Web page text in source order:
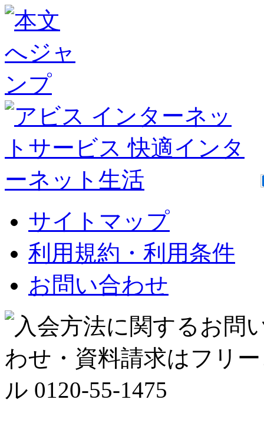
サイトマップ
利用規約・利用条件
お問い合わせ